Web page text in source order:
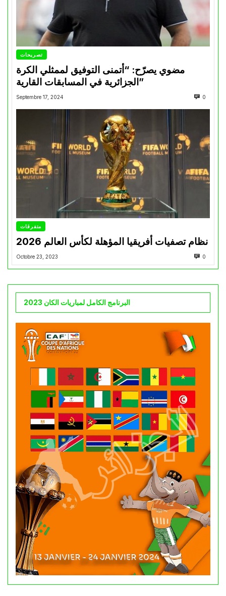
تصريحات
مضوي يصرّح: “أتمنى التوفيق لممثلي الكرة
الجزائرية في المسابقات القارية”
Septembre 17, 2024 0
متفرقات
نظام تصفيات أفريقيا المؤهلة لكأس العالم 2026
Octobre 23, 2023 0
البرنامج الكامل لمباريات الكان 2023